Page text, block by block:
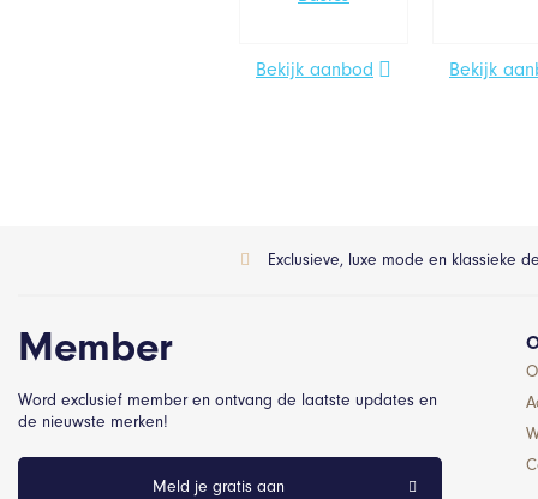
Bekijk aanbod Bekijk
Exclusieve, luxe mode en klassieke
Member
Word exclusief member en ontvang de laatste updates en
de nieuwste merken!
Meld je gratis aan